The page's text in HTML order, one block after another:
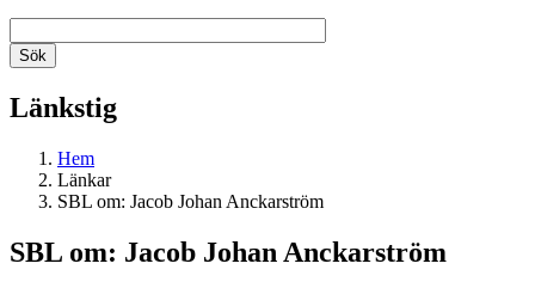
Länkstig
Hem
Länkar
SBL om: Jacob Johan Anckarström
SBL om: Jacob Johan Anckarström